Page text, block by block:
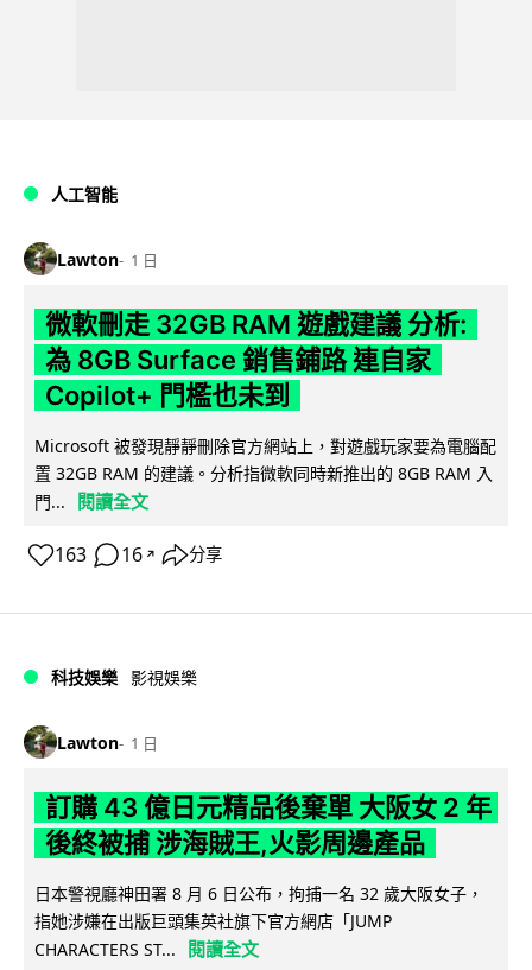
人工智能
Lawton 1 日
微軟刪走 32GB RAM 遊戲建議 分析:
為 8GB Surface 銷售鋪路 連自家
Copilot+ 門檻也未到
Microsoft 被發現靜靜刪除官方網站上，對遊戲玩家要為電腦配
置 32GB RAM 的建議。分析指微軟同時新推出的 8GB RAM 入
門...
閱讀全文
163 16 ↗ 分享
科技娛樂 影視娛樂
Lawton 1 日
訂購 43 億日元精品後棄單 大阪女 2 年
後終被捕 涉海賊王,火影周邊產品
日本警視廳神田署 8 月 6 日公布，拘捕一名 32 歲大阪女子，
指她涉嫌在出版巨頭集英社旗下官方網店「JUMP
CHARACTERS ST...
閱讀全文